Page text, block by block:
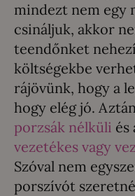
mindezt nem egy
csináljuk, akkor
teendőnket
költségekbe
rájövünk, hogy a
hogy elég jó.
porzsák nélküli és
vezetékes vagy
Szóval nem
porszívót